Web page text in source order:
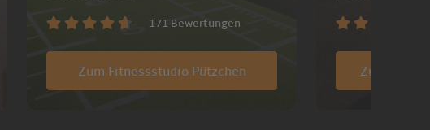
171 Bewertungen
Zum Fitnessstudio Pützchen Zum